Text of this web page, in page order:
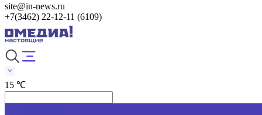
site@in-news.ru
+7(3462) 22-12-11 (6109)
15 ℃